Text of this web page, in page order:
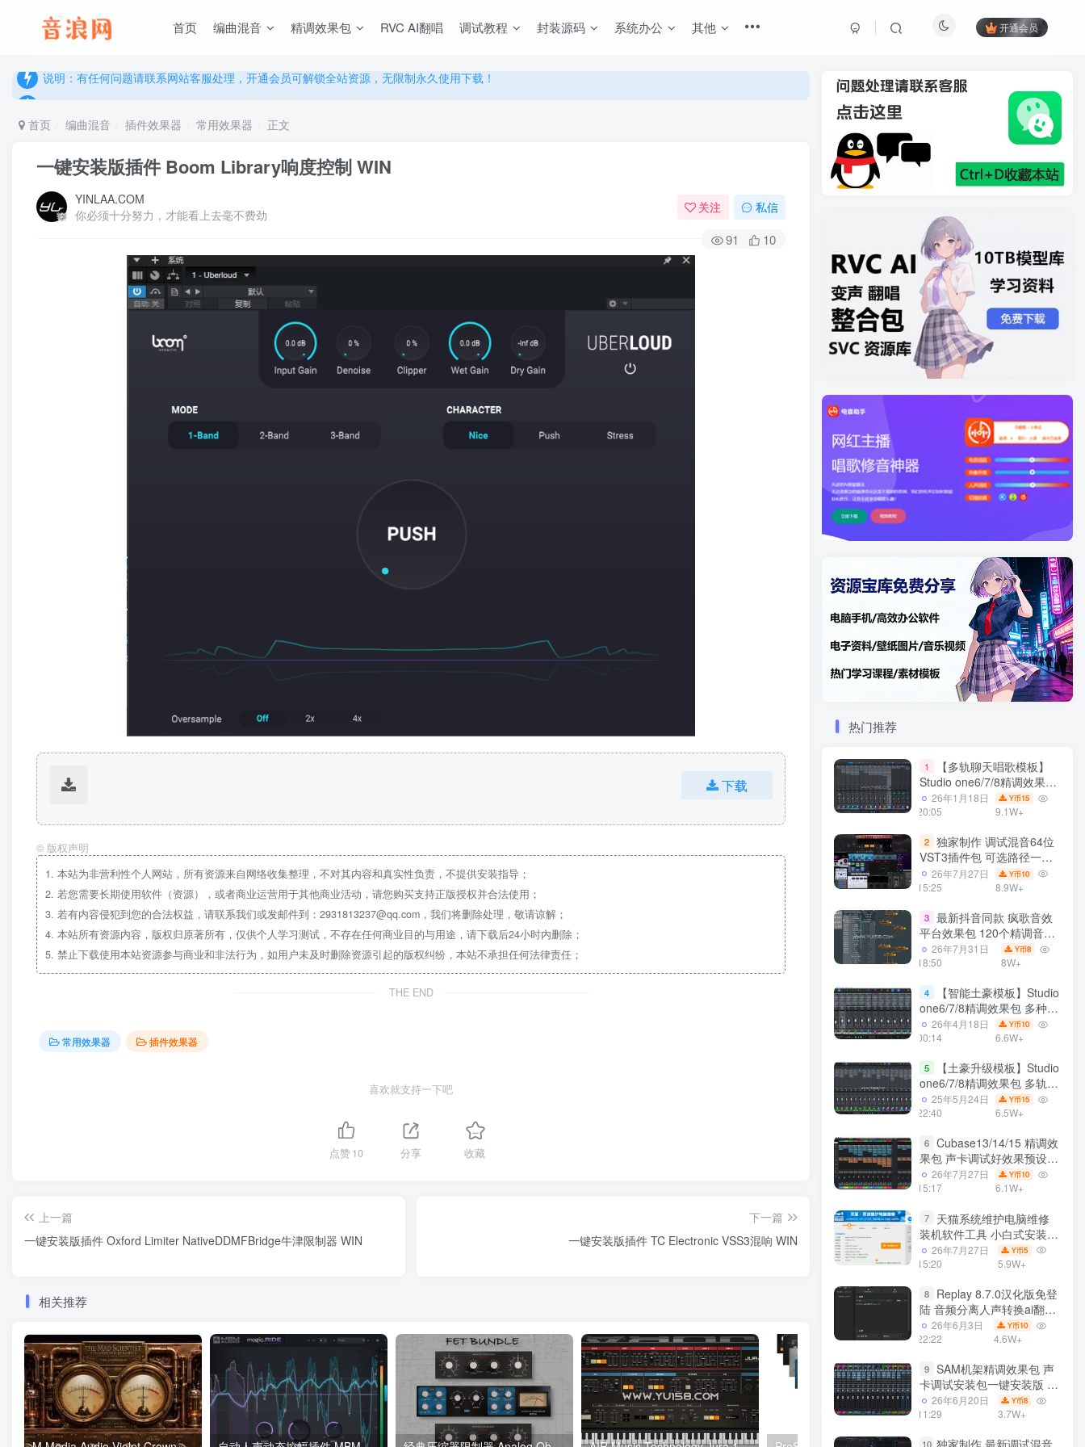
首页 编曲混音 精调效果包 RVC AI翻唱 调试教程 封装源码 系统办公 其他 开通会员
提示：网站登录及下载问题，请联系网站底部客服。加入会员享更多优惠，VIP资源群学习特权！
提示：网站登录及下载问题，请联系网站底部客服。加入会员享更多优惠，VIP资源群学习特权！
首页 编曲混音 插件效果器 常用效果器 正文
一键安装版插件 Boom Library响度控制 WIN
YINLAA.COM
你必须十分努力，才能看上去毫不费劲
关注 私信
91 10
下载
© 版权声明
1. 本站为非营利性个人网站，所有资源来自网络收集整理，不对其内容和真实性负责，不提供安装指导；
2. 若您需要长期使用软件（资源），或者商业运营用于其他商业活动，请您购买支持正版授权并合法使用；
3. 若有内容侵犯到您的合法权益，请联系我们或发邮件到：2931813237@qq.com，我们将删除处理，敬请谅解；
4. 本站所有资源内容，版权归原著所有，仅供个人学习测试，不存在任何商业目的与用途，请下载后24小时内删除；
5. 禁止下载使用本站资源参与商业和非法行为，如用户未及时删除资源引起的版权纠纷，本站不承担任何法律责任；
THE END
常用效果器 插件效果器
喜欢就支持一下吧
点赞10 分享 收藏
上一篇
一键安装版插件 Oxford Limiter NativeDDMFBridge牛津限制器 WIN
下一篇
一键安装版插件 TC Electronic VSS3混响 WIN
相关推荐
热门推荐
1
【多轨聊天唱歌模板】
Studio one6/7/8精调效果包
多种效果模式 声卡调试好直
播预设模板
26年1月18日
20:05
Y币15
9.1W+
2 独家制作 调试混音64位
VST3插件包 可选路径一键
安装600个效果器合集v2.0
WiN 支持定制
26年7月27日
15:25
Y币10
8.9W+
3 最新抖音同款 疯歌音效
平台效果包 120个精调音效
包+软件自带170个音效
+600个插件 带安装教程全
26年7月31日
18:50
Y币8
8W+
4
【智能土豪模板】Studio
one6/7/8精调效果包 多种效
果模式可选 声卡调试好预设
模板 带插件全套文件
26年4月18日
00:14
Y币10
6.6W+
5
【土豪升级模板】Studio
one6/7/8精调效果包 多轨道
效果模式可选 声卡调试好预
设模板 带插件全套文件
25年5月24日
22:40
Y币15
6.5W+
6 Cubase13/14/15 精调效
果包 声卡调试好效果预设工
程模板 带插件全套文件
26年7月27日
15:17
Y币10
6.1W+
7
天猫系统维护电脑维修
装机软件工具 小白式安装
完全一键安装系统 电脑系统
装机软件 一键重装系统
26年7月27日
15:20
Y币5
5.9W+
8
Replay 8.7.0汉化版免登
陆 音频分离人声转换ai翻唱
支持50系显卡 一键安装
WiN
26年6月3日
22:22
Y币10
4.6W+
9 SAM机架精调效果包 声
卡调试安装包一键安装版 带
插件包预设效果文件
26年6月20日
11:29
Y币8
3.7W+
10